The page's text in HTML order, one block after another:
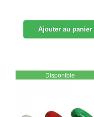
Ajouter au panier
Disponible